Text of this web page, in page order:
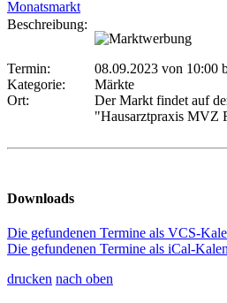
Monatsmarkt
Beschreibung:
Termin: 08.09.2023 von 10:00
Kategorie:
Märkte
Ort:
Der Markt findet auf
"Hausarztpraxis MVZ
Downloads
Die gefundenen Termine als VCS-
Die gefundenen Termine als iCal-
drucken nach oben